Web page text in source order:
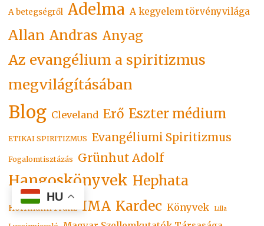
lapozása
A betegségről Adelma A kegyelem törvényvilága
Allan Andras Anyag
Az evangélium a spiritizmus
megvilágításában
Blog Cleveland Erő Eszter médium
ETIKAI SPIRITIZMUS Evangéliumi Spiritizmus
Fogalomtisztázás Grünhut Adolf
Hangoskönyvek Hephata
Hoffmann Franz IMA Kardec Könyvek Lilla
HU